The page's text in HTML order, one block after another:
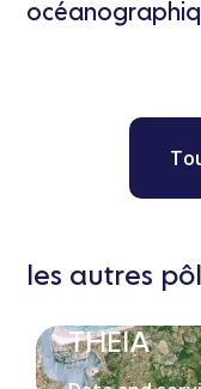
les autres
THEIA